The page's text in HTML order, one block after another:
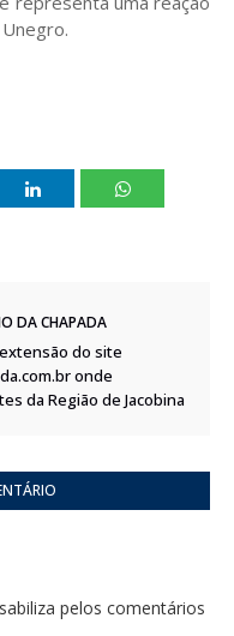
DA CHAPADA
do site
onde
da Região de Jacobina
pelos comentários